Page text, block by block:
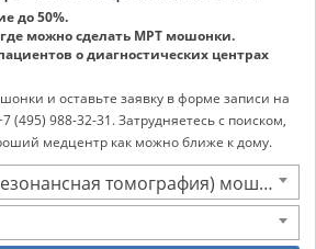
до 50%.
можно сделать МРТ мошонки.
о диагностических центрах
и оставьте заявку в форме записи на
(495) 988-32-31. Затрудняетесь с поиском,
медцентр как можно ближе к дому.
МРТ (магнитно-резонансная томография) мошонки